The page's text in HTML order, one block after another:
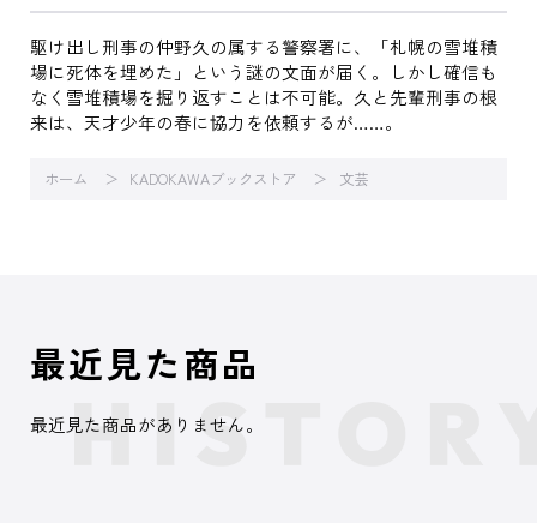
駆け出し刑事の仲野久の属する警察署に、「札幌の雪堆積
場に死体を埋めた」という謎の文面が届く。しかし確信も
なく雪堆積場を掘り返すことは不可能。久と先輩刑事の根
来は、天才少年の春に協力を依頼するが……。
ホーム KADOKAWAブックストア 文芸
最近見た商品
最近見た商品がありません。